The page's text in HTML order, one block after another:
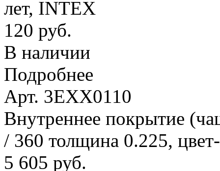
лет, INTEX
120 руб.
В наличии
Подробнее
Арт. 3EXX0110
Внутреннее покрытие
/ 360 толщина 0.225,
5 605 руб.